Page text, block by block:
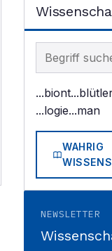
Begriff im
...biont
...logie...man
WAHRIG
NEWSLETTER